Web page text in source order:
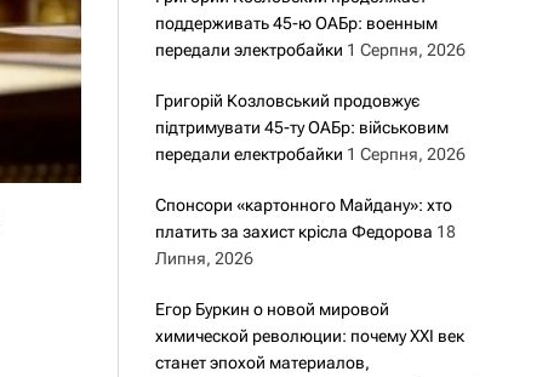
поддерживать 45-ю ОАБр: военным
передали электробайки 1 Серпня, 2026
Григорій Козловський продовжує
підтримувати 45-ту ОАБр: військовим
передали електробайки 1 Серпня, 2026
Спонсори «картонного Майдану»: хто
платить за захист крісла Федорова 18
Липня, 2026
Егор Буркин о новой мировой
химической революции: почему XXI век
станет эпохой материалов,